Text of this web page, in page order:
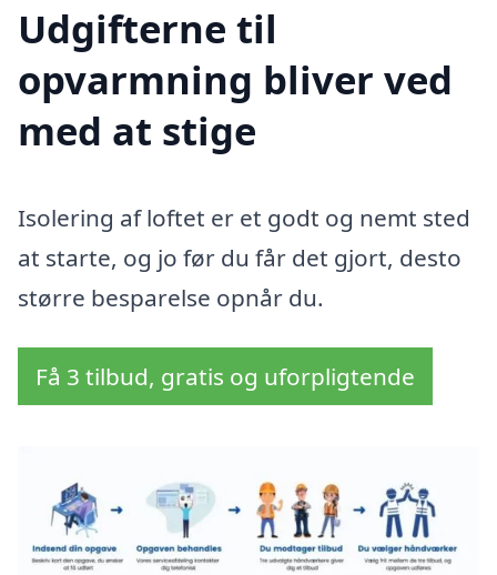
Udgifterne til
opvarmning bliver ved
med at stige
Isolering af loftet er et godt og nemt sted
at starte, og jo før du får det gjort, desto
større besparelse opnår du.
Få 3 tilbud, gratis og uforpligtende